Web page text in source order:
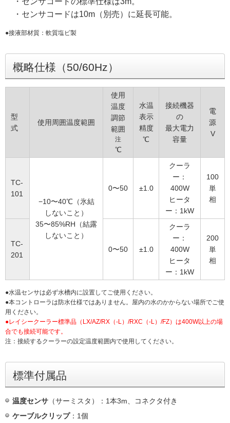
・センサコードは10m（別売）に延長可能。
●接液部材質：軟質塩ビ製
概略仕様（50/60Hz）
型
式
使用周囲温度範囲
使用
温度
調節
範囲
注
℃
水温
表示
精度
℃
接続機器
の
最大電力
容量
電
源
V
TC-
101
−10〜40℃（氷結
しないこと）
35〜85%RH（結露
しないこと）
0〜50 ±1.0
クーラ
ー：
400W
ヒータ
ー：1kW
100
単
相
TC-
201
0〜50 ±1.0
クーラ
ー：
400W
ヒータ
ー：1kW
200
単
相
●水温センサは必ず水槽内に設置してご使用ください。
●本コントローラは防水仕様ではありません。屋内の水のかからない場所でご使
用ください。
●レイシークーラー標準品（LX/AZ/RX（-L）/RXC（-L）/FZ）は400W以上の場
合でも接続可能です。
注：接続するクーラーの設定温度範囲内で使用してください。
標準付属品
温度センサ （サーミスタ）：1本3m、コネクタ付き
ケーブルクリップ：1個